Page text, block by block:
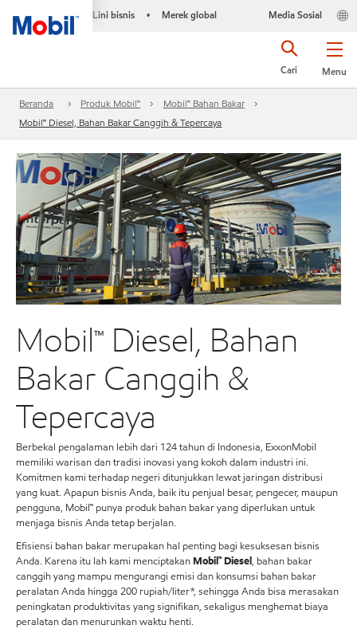
Lini bisnis • Merek global Media Sosial
Menu
Cari
Beranda Produk Mobil™
Mobil™ Bahan Bakar
Mobil™ Diesel, Bahan Bakar Canggih & Tepercaya
Mobil™ Diesel, Bahan
Bakar Canggih &
Tepercaya
Berbekal pengalaman lebih dari 124 tahun di Indonesia, ExxonMobil
memiliki warisan dan tradisi inovasi yang kokoh dalam industri ini.
Komitmen kami terhadap negeri ditunjukkan lewat jaringan distribusi
yang kuat. Apapun bisnis Anda, baik itu penjual besar, pengecer, maupun
pengguna, Mobil™ punya produk bahan bakar yang diperlukan untuk
menjaga bisnis Anda tetap berjalan.
Efisiensi bahan bakar merupakan hal penting bagi kesuksesan bisnis
Anda. Karena itu lah kami menciptakanMobil™ Diesel, bahan bakar
canggih yang mampu mengurangi emisi dan konsumsi bahan bakar
peralatan Anda hingga 200 rupiah/liter*, sehingga Anda bisa merasakan
peningkatan produktivitas yang signifikan, sekaligus menghemat biaya
peralatan dan menurunkan waktu henti.